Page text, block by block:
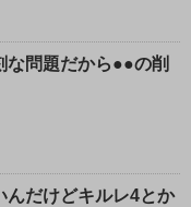
な問題だから●●の削
んだけどキルレ4とか